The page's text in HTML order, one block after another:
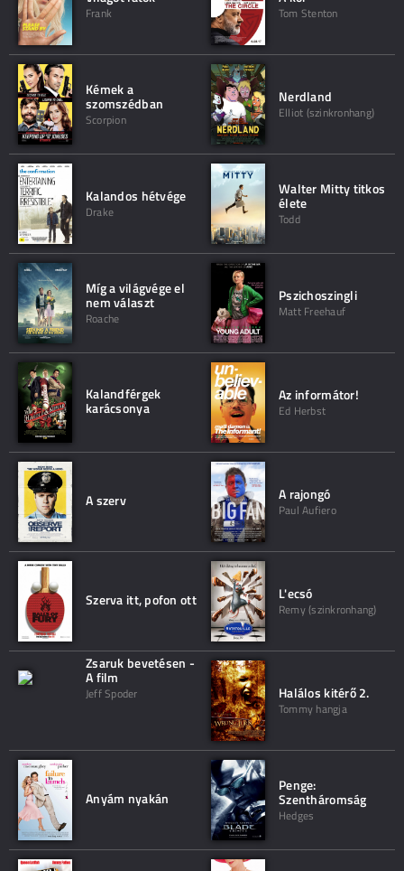
Frank Tom Stenton
Kémek a
szomszédban
Scorpion
Nerdland
Elliot (szinkronhang)
Kalandos hétvége
Drake
Walter Mitty titkos
élete
Todd
Míg a világvége el
nem választ
Roache
Pszichoszingli
Matt Freehauf
Kalandférgek
karácsonya
Az informátor!
Ed Herbst
A szerv A rajongó
Paul Aufiero
Szerva itt, pofon ott L'ecsó
Remy (szinkronhang)
Zsaruk bevetésen -
A film
Jeff Spoder Halálos kitérő 2.
Tommy hangja
Anyám nyakán
Penge:
Szentháromság
Hedges